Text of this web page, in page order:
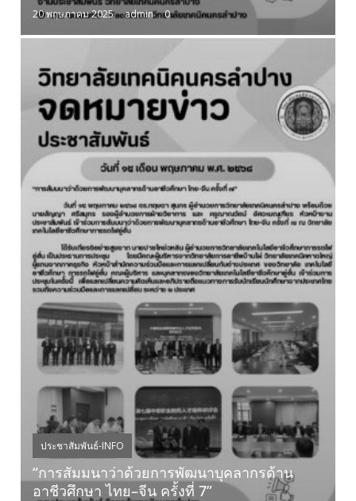
20 พฤษภาคม 2025 admin 0
ประชาสัมพันธ์-INFO
“การสัมมนาว่าด้วยการพัฒนาบุคลากรด้าน
อาชีวศึกษา ไทย–จีน ครั้งที่ 7”